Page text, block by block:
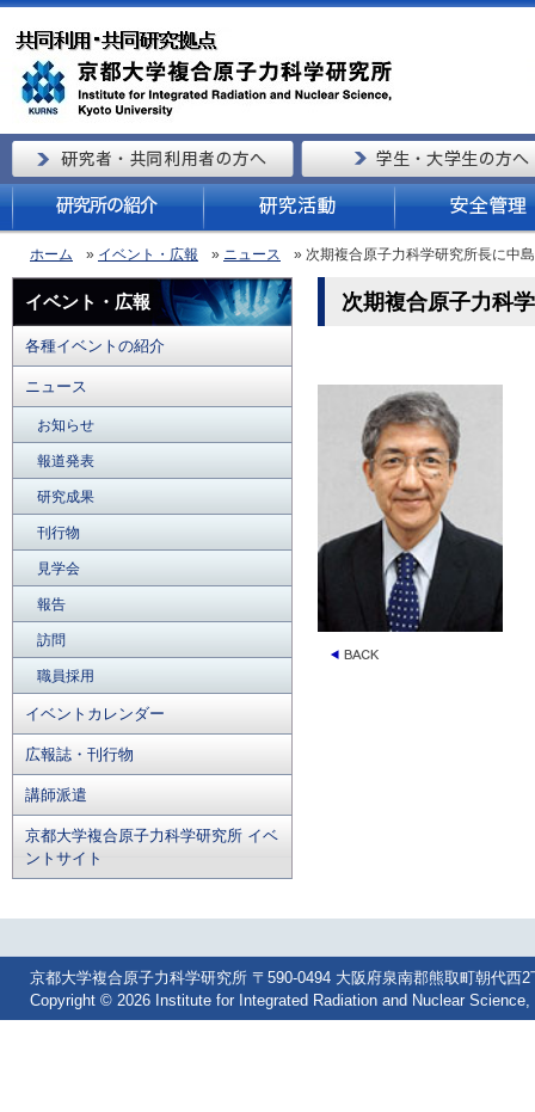
ホーム » イベント・広報 » ニュース » 次期複合原子力科学研究所長に中
イベント・広報
各種イベントの紹介
ニュース
お知らせ
報道発表
研究成果
刊行物
見学会
報告
訪問
職員採用
イベントカレンダー
広報誌・刊行物
講師派遣
京都大学複合原子力科学研究所 イベ
ントサイト
次期複合原子力科
京都大学複合原子力科学研究所 〒590-0494 大阪府泉南郡熊取町朝代西
Copyright © 2026 Institute for Integrated Radiation and Nuclear